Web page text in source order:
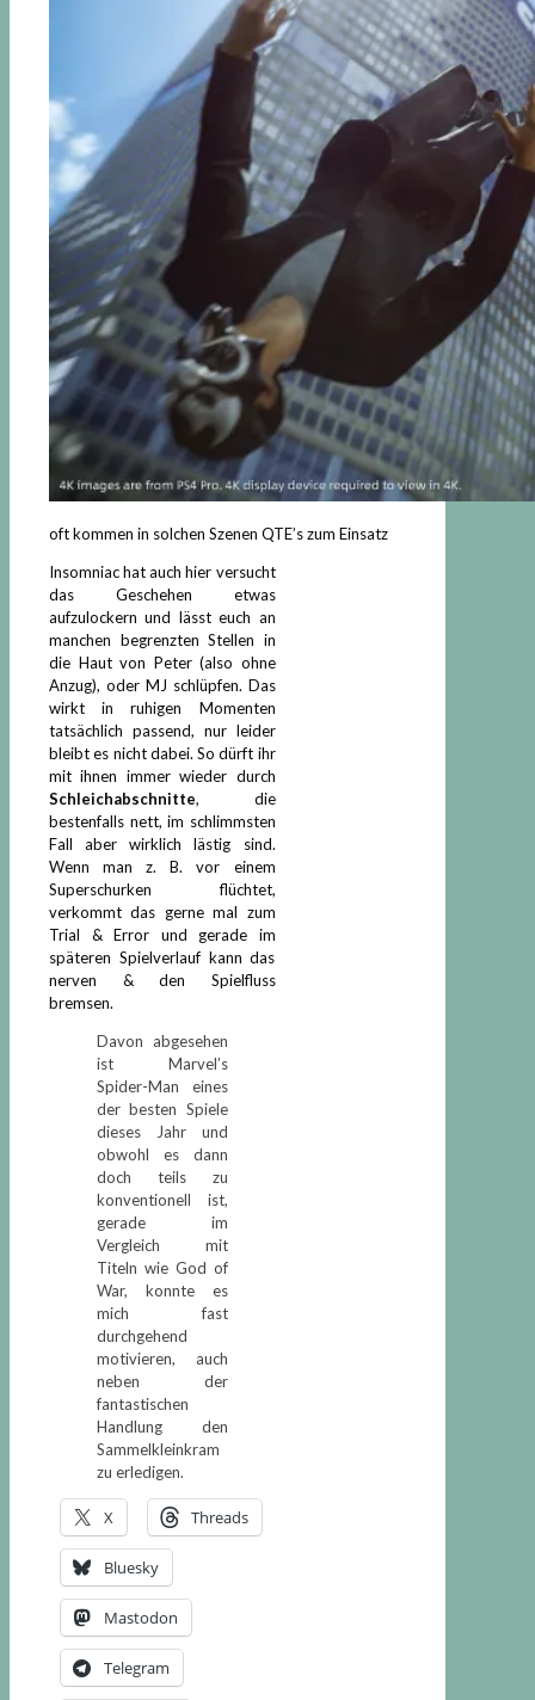
oft kommen in solchen Szenen QTE’s zum Einsatz
Insomniac hat auch hier versucht
das Geschehen etwas
aufzulockern und lässt euch an
manchen begrenzten Stellen in
die Haut von Peter (also ohne
Anzug), oder MJ schlüpfen. Das
wirkt in ruhigen Momenten
tatsächlich passend, nur leider
bleibt es nicht dabei. So dürft ihr
mit ihnen immer wieder durch
Schleichabschnitte, die
bestenfalls nett, im schlimmsten
Fall aber wirklich lästig sind.
Wenn man z. B. vor einem
Superschurken flüchtet,
verkommt das gerne mal zum
Trial & Error und gerade im
späteren Spielverlauf kann das
nerven & den Spielfluss
bremsen.
Davon abgesehen
ist Marvel’s
Spider-Man eines
der besten Spiele
dieses Jahr und
obwohl es dann
doch teils zu
konventionell ist,
gerade im
Vergleich mit
Titeln wie God of
War, konnte es
mich fast
durchgehend
motivieren, auch
neben der
fantastischen
Handlung den
Sammelkleinkram
zu erledigen.
X Threads
Bluesky
Mastodon
Telegram